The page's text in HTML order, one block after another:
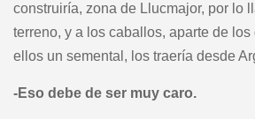
construiría, zona de Llucmajor, por lo
terreno, y a los caballos, aparte de los
ellos un semental, los traería desde
-Eso debe de ser muy caro.